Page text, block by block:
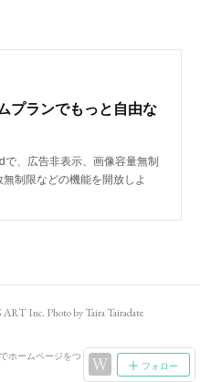
プランでもっと自由な
で、広告非表示、画像容量無制
制限などの機能を開放しよ
フォロー
Inc. Photo by Taira Tairadate
ホームページをつくろう